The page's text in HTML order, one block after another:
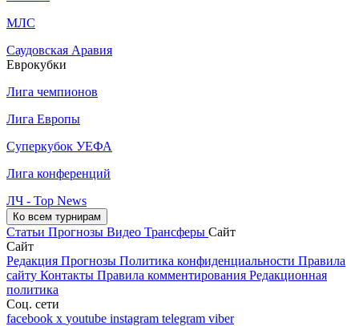
МЛС
Саудовская Аравия
Еврокубки
Лига чемпионов
Лига Европы
Суперкубок УЕФА
Лига конференций
ЛЧ - Top News
Ко всем турнирам
Статьи Прогнозы Видео Трансферы Сайт
Сайт
Редакция Прогнозы Политика конфиденциальности Правила
сайту Контакты Правила комментирования Редакционная
политика
Соц. сети
facebook x youtube instagram telegram viber